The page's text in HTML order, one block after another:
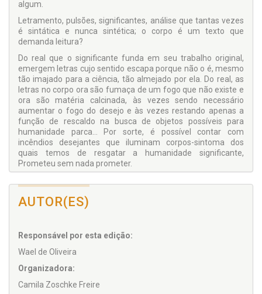
algum.
Letramento, pulsões, significantes, análise que tantas vezes
é sintática e nunca sintética; o corpo é um texto que
demanda leitura?
Do real que o significante funda em seu trabalho original,
emergem letras cujo sentido escapa porque não o é, mesmo
tão imajado para a ciência, tão almejado por ela. Do real, as
letras no corpo ora são fumaça de um fogo que não existe e
ora são matéria calcinada, às vezes sendo necessário
aumentar o fogo do desejo e às vezes restando apenas a
função de rescaldo na busca de objetos possíveis para
humanidade parca... Por sorte, é possível contar com
incêndios desejantes que iluminam corpos-sintoma dos
quais temos de resgatar a humanidade significante,
Prometeu sem nada prometer.
AUTOR(ES)
Responsável por esta edição:
Wael de Oliveira
Organizadora:
Camila Zoschke Freire